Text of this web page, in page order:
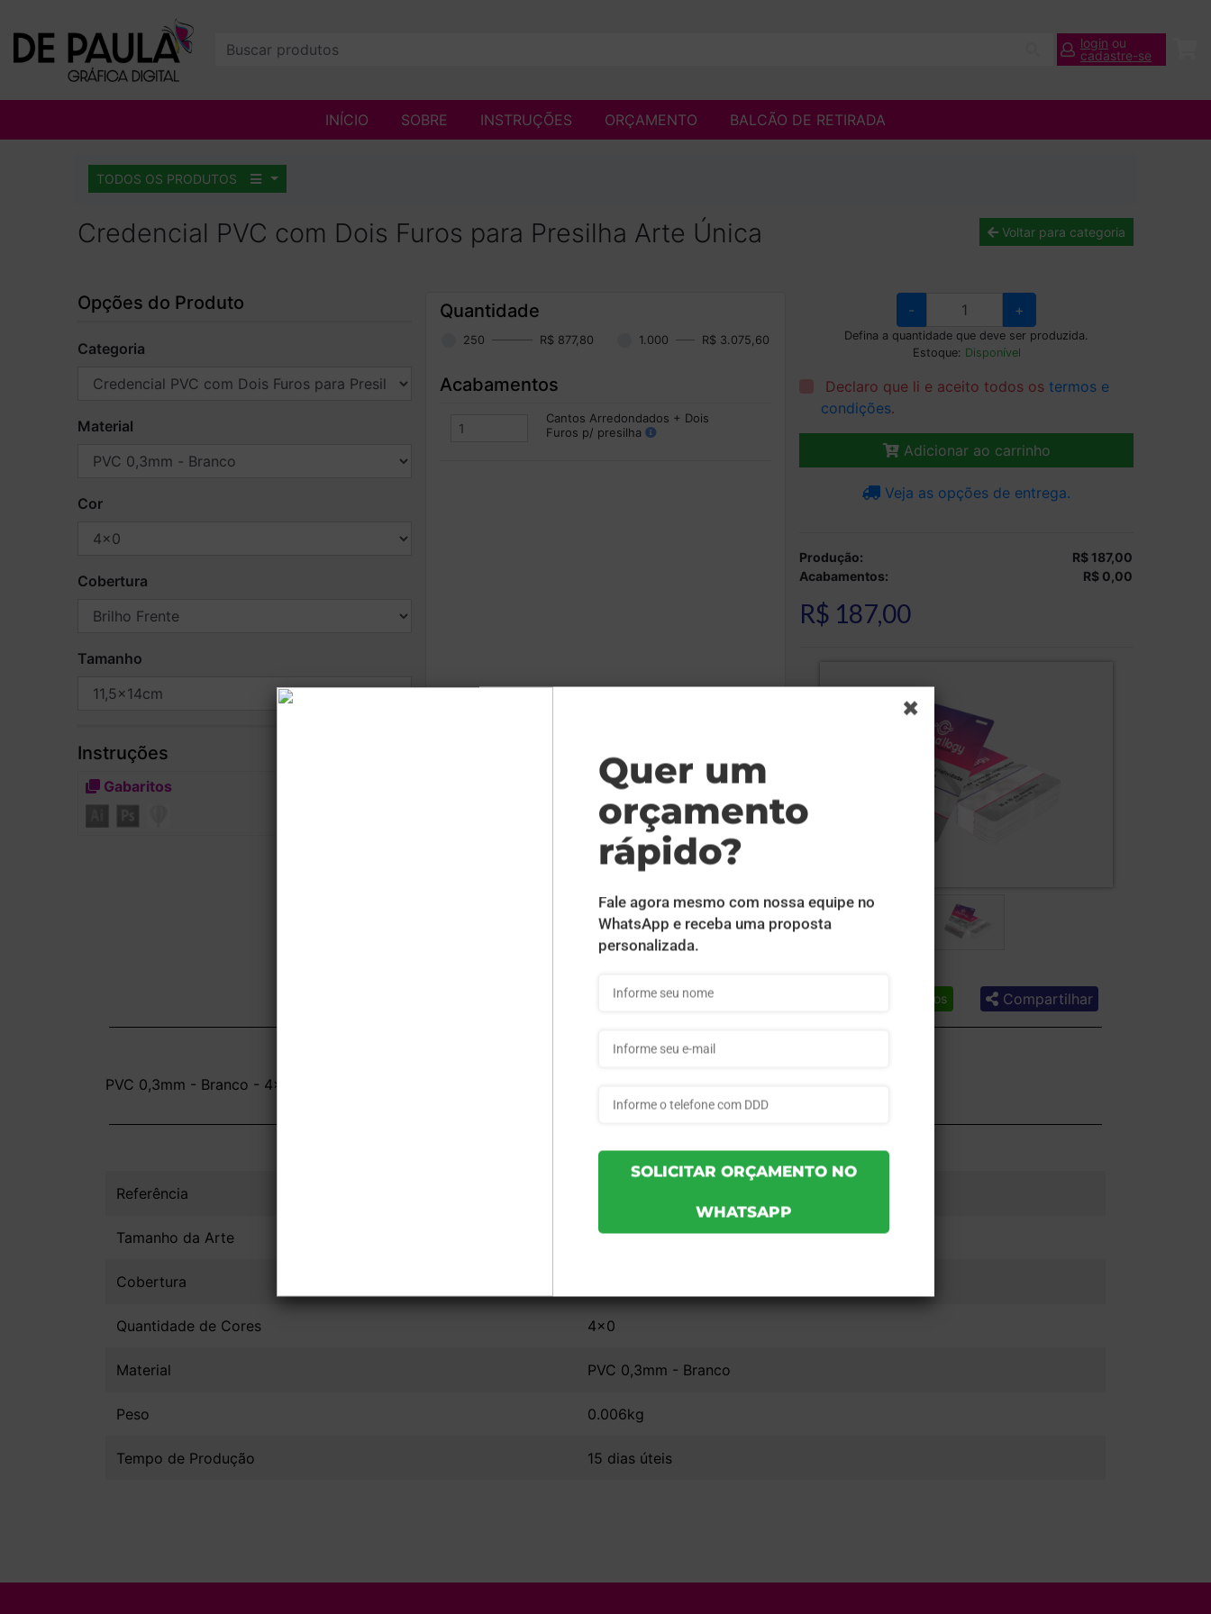
login ou
cadastre-se
INÍCIO SOBRE INSTRUÇÕES ORÇAMENTO BALCÃO DE RETIRADA
TODOS OS PRODUTOS
Credencial PVC com Dois Furos para Presilha Arte Única Voltar para categoria
Opções do Produto
Categoria
Material
Cor
Cobertura
Tamanho
Instruções
Gabaritos
Quantidade
250 R$ 877,80 1.000 R$ 3.075,60
Acabamentos
Cantos Arredondados + Dois
Furos p/ presilha
- +
Defina a quantidade que deve ser produzida.
Estoque: Disponível
Declaro que li e aceito todos ostermos e
condições.
Adicionar ao carrinho
Veja as opções de entrega.
Produção:
R$ 187,00
Acabamentos:
R$ 0,00
R$ 187,00
Lista de desejos Compartilhar
PVC 0,3mm - Branco - 4x0 - 11,5x14cm - Brilho Frente - 25 unid
Referência
Tamanho da Arte 11,5x14cm
Cobertura
Quantidade de Cores 4x0
Material PVC 0,3mm - Branco
Peso 0.006kg
Tempo de Produção 15 dias úteis